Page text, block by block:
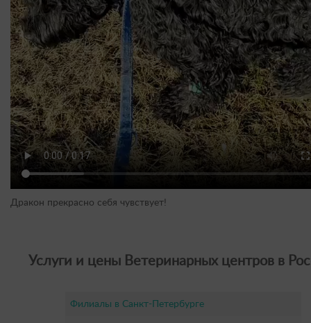
Дракон прекрасно себя чувствует!
Услуги и цены Ветеринарных центров в
Филиалы в Санкт-Петербурге